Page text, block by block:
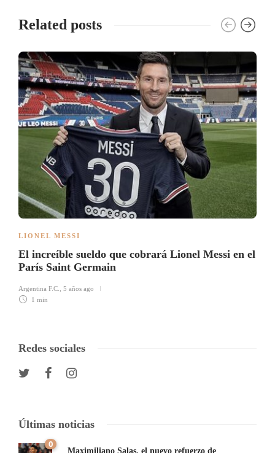
Related posts
LIONEL MESSI
El increíble sueldo que cobrará Lionel Messi en el
París Saint Germain
Argentina F.C.
5 años ago
1 min
Redes sociales
Últimas noticias
0
Maximiliano Salas, el nuevo refuerzo de